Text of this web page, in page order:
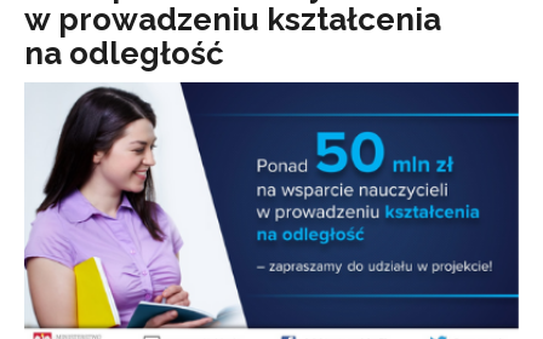
w prowadzeniu kształcenia
na odległość